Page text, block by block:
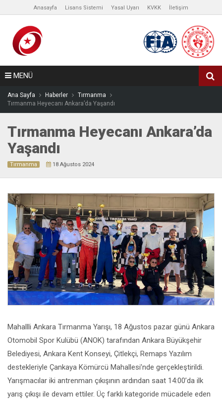
Anasayfa Lisans Sistemi Yasal Uyarı KVKK İletişim
MENÜ
Ana Sayfa Haberler
Tırmanma
Tırmanma Heyecanı Ankara’da Yaşandı
Tırmanma Heyecanı Ankara’da
Yaşandı
Tırmanma 18 Ağustos 2024
Mahallli Ankara Tırmanma Yarışı, 18 Ağustos pazar günü Ankara
Otomobil Spor Kulübü (ANOK) tarafından Ankara Büyükşehir
Belediyesi, Ankara Kent Konseyi, Çitlekçi, Remaps Yazılım
destekleriyle Çankaya Kömürcü Mahallesi’nde gerçekleştirildi.
Yarışmacılar iki antrenman çıkışının ardından saat 14:00’da ilk
yarış çıkışı ile devam ettiler. Üç farklı kategoride mücadele eden